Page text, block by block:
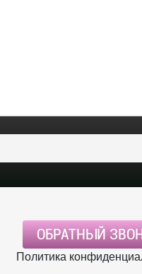
ОБРАТНЫЙ
Политика